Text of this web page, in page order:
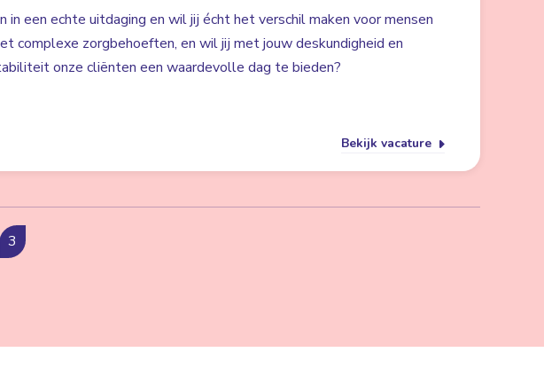
in een echte uitdaging en wil jij écht het verschil maken voor mensen
complexe zorgbehoeften, en wil jij met jouw deskundigheid en
onze cliënten een waardevolle dag te bieden?
Bekijk vacature
3